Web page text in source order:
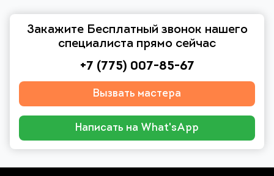
Закажите Бесплатный звонок нашего
специалиста прямо сейчас
+7 (775) 007-85-67
Вызвать мастера
Написать на What'sApp